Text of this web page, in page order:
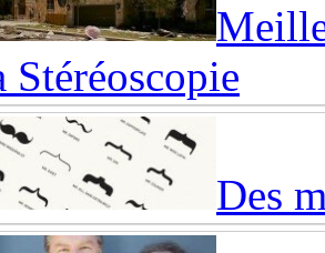
Stéréoscopie
Des